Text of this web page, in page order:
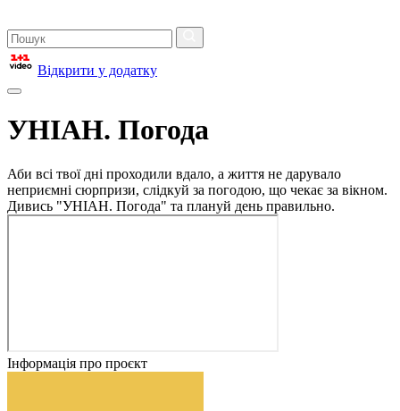
Відкрити у додатку
УНІАН. Погода
Аби всі твої дні проходили вдало, а життя не дарувало
неприємні сюрпризи, слідкуй за погодою, що чекає за вікном.
Дивись "УНІАН. Погода" та плануй день правильно.
Інформація про проєкт